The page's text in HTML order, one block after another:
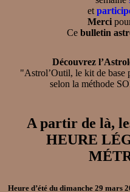
et
Merci
Ce bulletin
Découvrez
"Astrol’Outil, le kit de base
selon la méthode
A partir de là,
HEURE
Heure d’été du dimanche 29 mars